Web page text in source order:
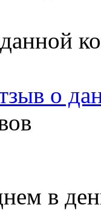
о
в